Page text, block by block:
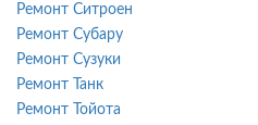
Ремонт Ситроен
Ремонт Субару
Ремонт Сузуки
Ремонт Танк
Ремонт Тойота